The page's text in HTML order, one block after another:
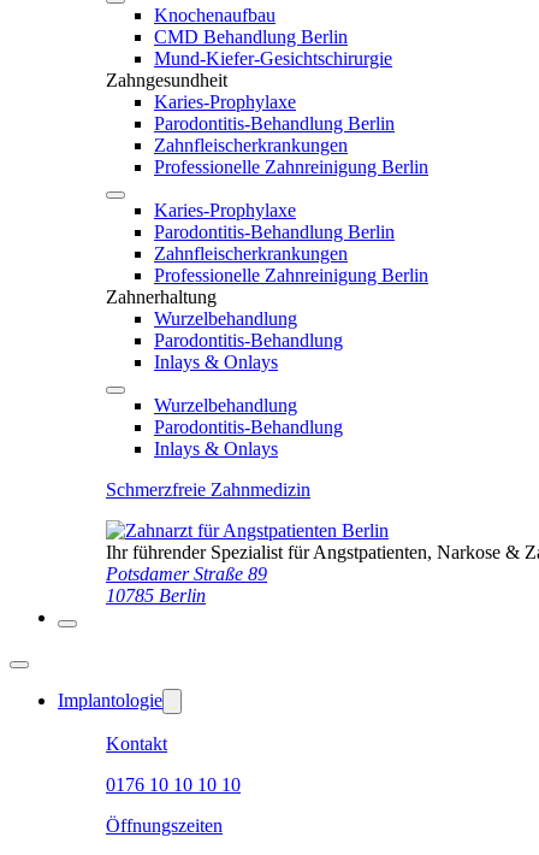
Knochenaufbau
CMD Behandlung Berlin
Mund-Kiefer-Gesichtschirurgie
Zahngesundheit
Karies-Prophylaxe
Parodontitis-Behandlung Berlin
Zahnfleischerkrankungen
Professionelle Zahnreinigung Berlin
Karies-Prophylaxe
Parodontitis-Behandlung Berlin
Zahnfleischerkrankungen
Professionelle Zahnreinigung Berlin
Zahnerhaltung
Wurzelbehandlung
Parodontitis-Behandlung
Inlays & Onlays
Wurzelbehandlung
Parodontitis-Behandlung
Inlays & Onlays
Schmerzfreie Zahnmedizin
Ihr führender Spezialist für Angstpatienten, Narkose &
Potsdamer Straße 89
10785 Berlin
Implantologie
Kontakt
0176 10 10 10 10
Öffnungszeiten